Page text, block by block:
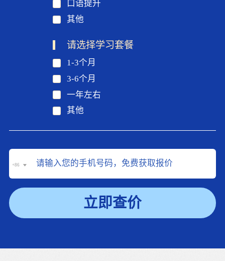
口语提升
其他
请选择学习套餐
1-3个月
3-6个月
一年左右
其他
+86
立即查价